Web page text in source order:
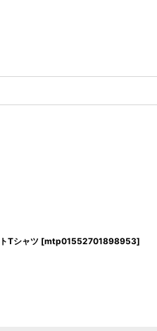
Tシャツ [mtp01552701898953]